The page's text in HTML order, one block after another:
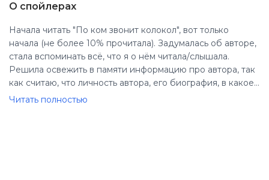
О спойлерах
Начала читать "По ком звонит колокол", вот только
начала (не более 10% прочитала). Задумалась об авторе,
стала вспоминать всё, что я о нём читала/слышала.
Решила освежить в памяти информацию про автора, так
как считаю, что личность автора, его биография, в какое
время и в какой стране он жил играют важную роль в
Читать полностью